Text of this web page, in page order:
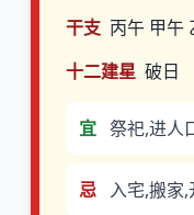
干支 丙午 甲午
十二建星 破日
宜 祭祀,进人
忌 入宅,搬家